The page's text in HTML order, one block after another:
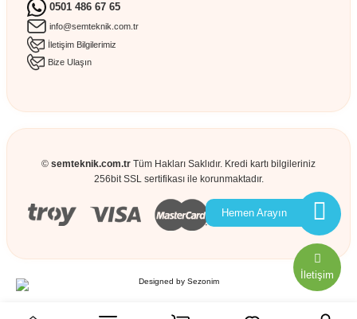
0501 486 67 65
info@semteknik.com.tr
İletişim Bilgilerimiz
Bize Ulaşın
© semteknik.com.tr Tüm Hakları Saklıdır. Kredi kartı bilgileriniz
256bit SSL sertifikası ile korunmaktadır.
Designed by Sezonim
Hemen Arayın
İletişim